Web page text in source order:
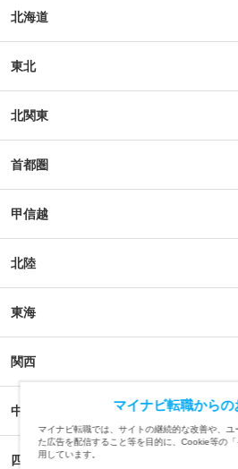
北海道
東北
北関東
首都圏
甲信越
北陸
東海
関西
中国
四国
マイナビ転職からの
マイナビ転職では、サイトの継続的な改善や、
た広告を配信すること等を目的に、Cookie等の
用しています。